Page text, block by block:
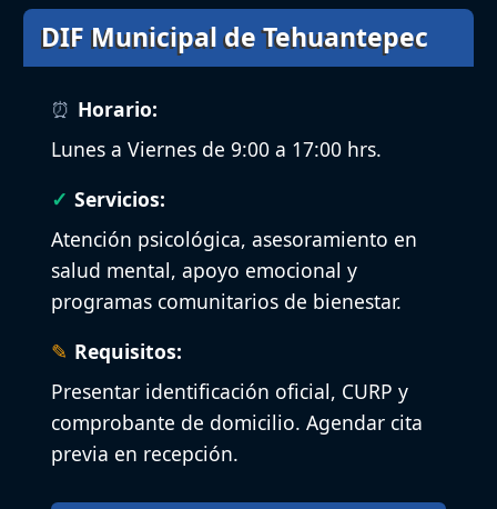
DIF Municipal de Tehuantepec
Horario:
Lunes a Viernes de 9:00 a 17:00 hrs.
Servicios:
Atención psicológica, asesoramiento en
salud mental, apoyo emocional y
programas comunitarios de bienestar.
Requisitos:
Presentar identificación oficial, CURP y
comprobante de domicilio. Agendar cita
previa en recepción.